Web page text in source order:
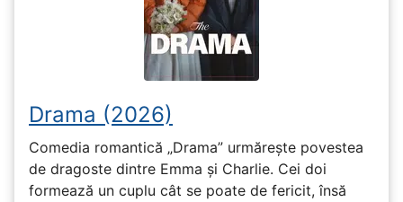
Drama (2026)
Comedia romantică „Drama” urmărește povestea
de dragoste dintre Emma și Charlie. Cei doi
formează un cuplu cât se poate de fericit, însă